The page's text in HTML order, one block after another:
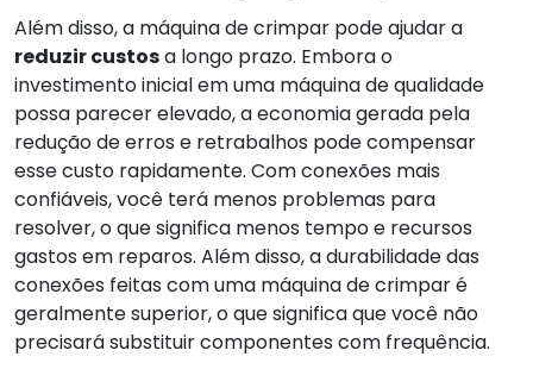
Além disso, a máquina de crimpar pode ajudar a
reduzir custosa longo prazo. Embora o
investimento inicial em uma máquina de qualidade
possa parecer elevado, a economia gerada pela
redução de erros e retrabalhos pode compensar
esse custo rapidamente. Com conexões mais
confiáveis, você terá menos problemas para
resolver, o que significa menos tempo e recursos
gastos em reparos. Além disso, a durabilidade das
conexões feitas com uma máquina de crimpar é
geralmente superior, o que significa que você não
precisará substituir componentes com frequência.